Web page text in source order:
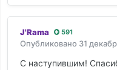
J'Rama 591
Опубликовано 31
С наступившим!